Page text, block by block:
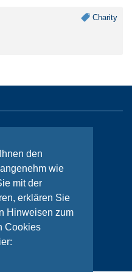
den
wie
mit der
erklären Sie
Hinweisen zum
Cookies
Charity
2026